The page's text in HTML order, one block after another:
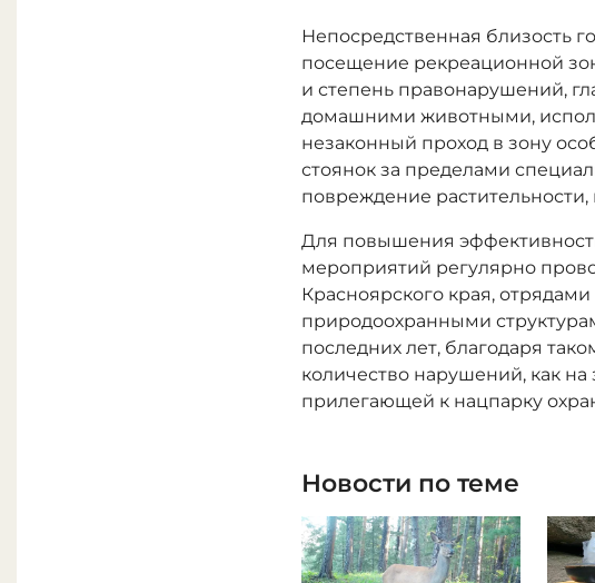
Непосредственная близость
посещение рекреационной
и степень правонарушений,
домашними животными,
незаконный проход в зону
стоянок за пределами
повреждение растительности,
Для повышения
мероприятий регулярно
Красноярского края,
природоохранными
последних лет, благодаря
количество нарушений, как
прилегающей к нацпарку
Новости по теме